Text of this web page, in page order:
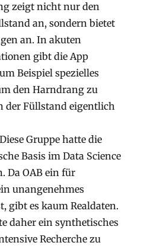
zeigt nicht nur den
an, sondern bietet
an. In akuten
gibt die App
Beispiel spezielles
den Harndrang zu
der Füllstand eigentlich
Diese Gruppe hatte die
Basis im Data Science
Da OAB ein für
unangenehmes
gibt es kaum Realdaten.
daher ein synthetisches
Recherche zu